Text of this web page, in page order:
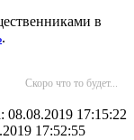
в
.
Скоро что то будет...
08.08.2019 17:15:22
17:52:55